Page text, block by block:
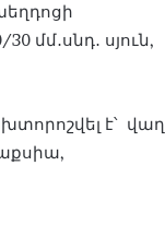
մմ․սնդ․ սյուն,
է՝ վաղ